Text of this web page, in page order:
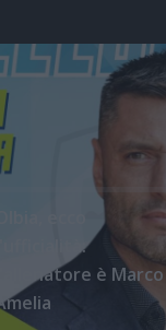
l'ufficialità:
l'allenatore è Marco